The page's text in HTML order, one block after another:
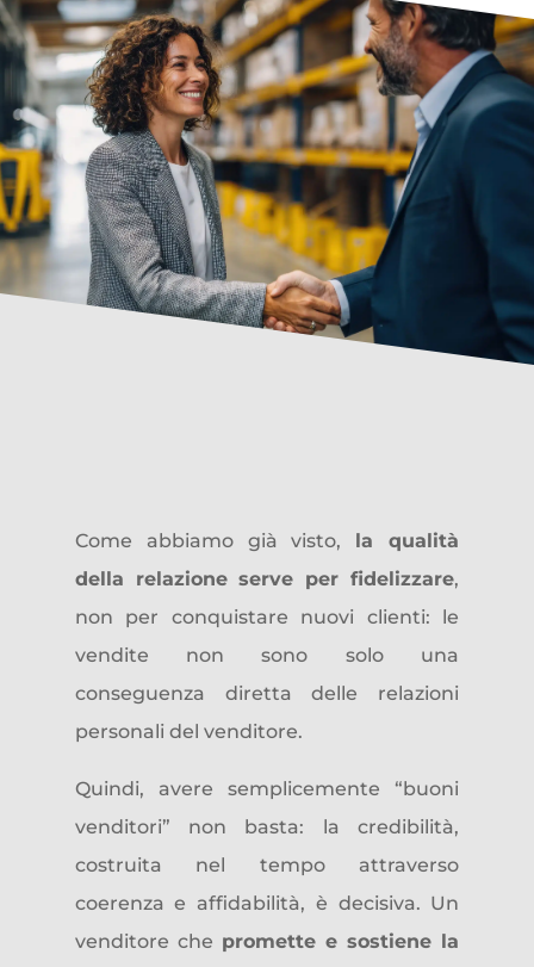
Come abbiamo già visto,
la qualità
della relazione serve per fidelizzare,
non per conquistare nuovi clienti: le
vendite non sono solo una
conseguenza diretta delle relazioni
personali del venditore.
Quindi, avere semplicemente “buoni
venditori” non basta: la credibilità,
costruita nel tempo attraverso
coerenza e affidabilità, è decisiva. Un
venditore che promette e sostiene la